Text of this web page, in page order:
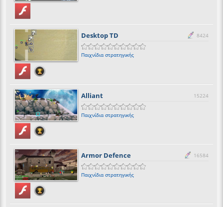
Desktop TD 8424
Παιχνίδια στρατηγικής
Alliant 15224
Παιχνίδια στρατηγικής
Armor Defence 16584
Παιχνίδια στρατηγικής